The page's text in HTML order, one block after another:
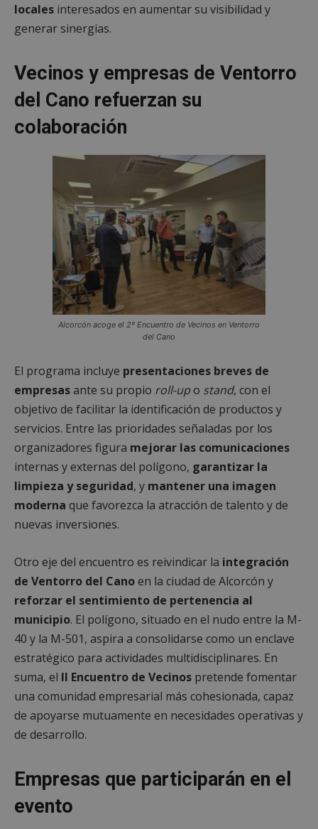
locales interesados en aumentar su visibilidad y
generar sinergias.
Vecinos y empresas de Ventorro
del Cano refuerzan su
colaboración
Alcorcón acoge el 2º Encuentro de Vecinos en Ventorro
del Cano
El programa incluye presentaciones breves de
empresasante su propio roll-upo stand, con el
objetivo de facilitar la identificación de productos y
servicios. Entre las prioridades señaladas por los
organizadores figura mejorar las comunicaciones
internas y externas del polígono, garantizar la
limpieza y seguridad, y mantener una imagen
moderna que favorezca la atracción de talento y de
nuevas inversiones.
Otro eje del encuentro es reivindicar la integración
de Ventorro del Canoen la ciudad de Alcorcón y
reforzar el sentimiento de pertenencia al
municipio. El polígono, situado en el nudo entre la M-
40 y la M-501, aspira a consolidarse como un enclave
estratégico para actividades multidisciplinares. En
suma, el II Encuentro de Vecinos pretende fomentar
una comunidad empresarial más cohesionada, capaz
de apoyarse mutuamente en necesidades operativas y
de desarrollo.
Empresas que participarán en el
evento